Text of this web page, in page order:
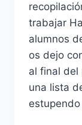
trabajar
alumnos
os dejo
al final del
una lista